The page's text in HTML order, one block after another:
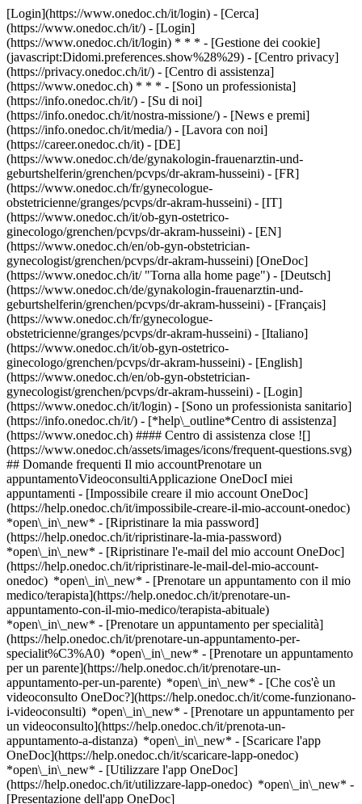
[Login](https://www.onedoc.ch/it/login) - [Cerca]
(https://www.onedoc.ch/it/) - [Login]
(https://www.onedoc.ch/it/login) * * * - [Gestione dei cookie]
(javascript:Didomi.preferences.show%28%29) - [Centro privacy]
(https://privacy.onedoc.ch/it/) - [Centro di assistenza]
(https://www.onedoc.ch) * * * - [Sono un professionista]
(https://info.onedoc.ch/it/) - [Su di noi]
(https://info.onedoc.ch/it/nostra-missione/) - [News e premi]
(https://info.onedoc.ch/it/media/) - [Lavora con noi]
(https://career.onedoc.ch/it) - [DE]
(https://www.onedoc.ch/de/gynakologin-frauenarztin-und-
geburtshelferin/grenchen/pcvps/dr-akram-husseini) - [FR]
(https://www.onedoc.ch/fr/gynecologue-
obstetricienne/granges/pcvps/dr-akram-husseini) - [IT]
(https://www.onedoc.ch/it/ob-gyn-ostetrico-
ginecologo/grenchen/pcvps/dr-akram-husseini) - [EN]
(https://www.onedoc.ch/en/ob-gyn-obstetrician-
gynecologist/grenchen/pcvps/dr-akram-husseini) [OneDoc]
(https://www.onedoc.ch/it/ "Torna alla home page") - [Deutsch]
(https://www.onedoc.ch/de/gynakologin-frauenarztin-und-
geburtshelferin/grenchen/pcvps/dr-akram-husseini) - [Français]
(https://www.onedoc.ch/fr/gynecologue-
obstetricienne/granges/pcvps/dr-akram-husseini) - [Italiano]
(https://www.onedoc.ch/it/ob-gyn-ostetrico-
ginecologo/grenchen/pcvps/dr-akram-husseini) - [English]
(https://www.onedoc.ch/en/ob-gyn-obstetrician-
gynecologist/grenchen/pcvps/dr-akram-husseini) - [Login]
(https://www.onedoc.ch/it/login) - [Sono un professionista sanitario]
(https://info.onedoc.ch/it/) - [*help\_outline*Centro di assistenza]
(https://www.onedoc.ch) #### Centro di assistenza close ![]
(https://www.onedoc.ch/assets/images/icons/frequent-questions.svg)
## Domande frequenti Il mio accountPrenotare un
appuntamentoVideoconsultiApplicazione OneDocI miei
appuntamenti - [Impossibile creare il mio account OneDoc]
(https://help.onedoc.ch/it/impossibile-creare-il-mio-account-onedoc)
*open\_in\_new* - [Ripristinare la mia password]
(https://help.onedoc.ch/it/ripristinare-la-mia-password)
*open\_in\_new* - [Ripristinare l'e-mail del mio account OneDoc]
(https://help.onedoc.ch/it/ripristinare-le-mail-del-mio-account-
onedoc) *open\_in\_new* - [Prenotare un appuntamento con il mio
medico/terapista](https://help.onedoc.ch/it/prenotare-un-
appuntamento-con-il-mio-medico/terapista-abituale)
*open\_in\_new* - [Prenotare un appuntamento per specialità]
(https://help.onedoc.ch/it/prenotare-un-appuntamento-per-
specialit%C3%A0) *open\_in\_new* - [Prenotare un appuntamento
per un parente](https://help.onedoc.ch/it/prenotare-un-
appuntamento-per-un-parente) *open\_in\_new* - [Che cos'è un
videoconsulto OneDoc?](https://help.onedoc.ch/it/come-funzionano-
i-videoconsulti) *open\_in\_new* - [Prenotare un appuntamento per
un videoconsulto](https://help.onedoc.ch/it/prenota-un-
appuntamento-a-distanza) *open\_in\_new* - [Scaricare l'app
OneDoc](https://help.onedoc.ch/it/scaricare-lapp-onedoc)
*open\_in\_new* - [Utilizzare l'app OneDoc]
(https://help.onedoc.ch/it/utilizzare-lapp-onedoc) *open\_in\_new* -
[Presentazione dell'app OneDoc]